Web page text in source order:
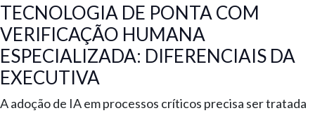
TECNOLOGIA DE PONTA COM
VERIFICAÇÃO HUMANA
ESPECIALIZADA: DIFERENCIAIS DA
EXECUTIVA
A adoção de IA em processos críticos precisa ser tratada